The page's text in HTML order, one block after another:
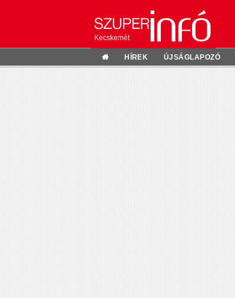
Kecskemét
HÍREK ÚJSÁGLAPOZÓ